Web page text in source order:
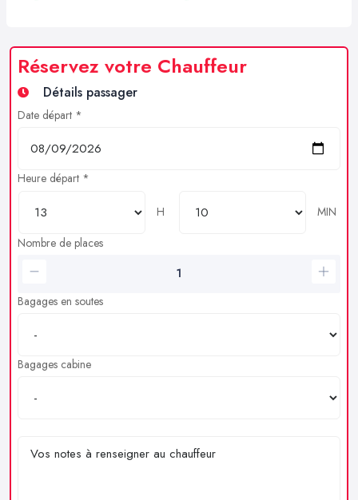
Réservez votre Chauffeur
Détails passager
Date départ *
Heure départ *
H
MIN
Nombre de places
Bagages en soutes
Bagages cabine